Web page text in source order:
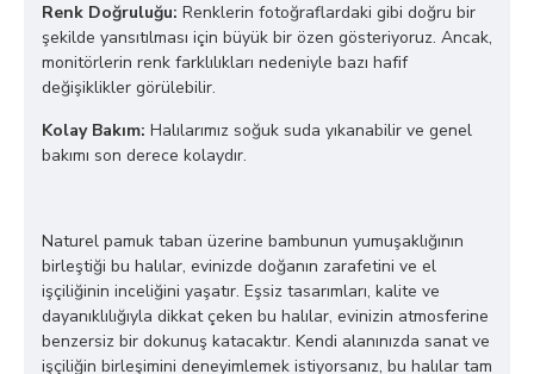
Renk Doğruluğu: Renklerin fotoğraflardaki gibi doğru bir
şekilde yansıtılması için büyük bir özen gösteriyoruz. Ancak,
monitörlerin renk farklılıkları nedeniyle bazı hafif
değişiklikler görülebilir.
Kolay Bakım: Halılarımız soğuk suda yıkanabilir ve genel
bakımı son derece kolaydır.
Naturel pamuk taban üzerine bambunun yumuşaklığının
birleştiği bu halılar, evinizde doğanın zarafetini ve el
işçiliğinin inceliğini yaşatır. Eşsiz tasarımları, kalite ve
dayanıklılığıyla dikkat çeken bu halılar, evinizin atmosferine
benzersiz bir dokunuş katacaktır. Kendi alanınızda sanat ve
işçiliğin birleşimini deneyimlemek istiyorsanız, bu halılar tam